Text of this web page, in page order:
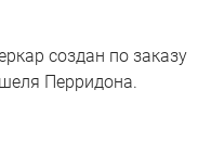
создан по заказу
Перридона.